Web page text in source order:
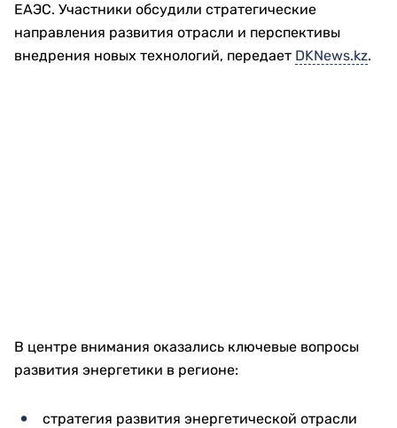
ЕАЭС. Участники обсудили стратегические
направления развития отрасли и перспективы
внедрения новых технологий, передает DKNews.kz.
В центре внимания оказались ключевые вопросы
развития энергетики в регионе:
стратегия развития энергетической отрасли